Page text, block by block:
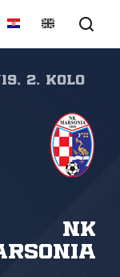
2. kolo
NK